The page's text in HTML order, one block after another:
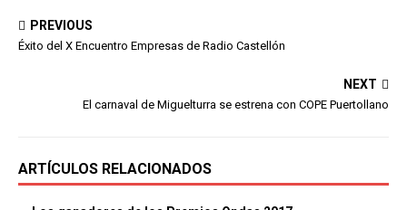
PREVIOUS
Éxito del X Encuentro Empresas de Radio Castellón
NEXT
El carnaval de Miguelturra se estrena con COPE Puertollano
ARTÍCULOS RELACIONADOS